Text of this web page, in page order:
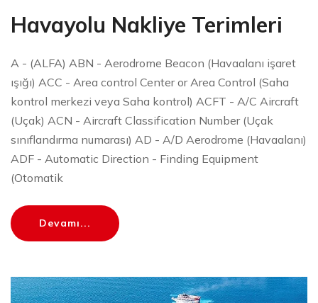
Havayolu Nakliye Terimleri
A - (ALFA) ABN - Aerodrome Beacon (Havaalanı işaret
ışığı) ACC - Area control Center or Area Control (Saha
kontrol merkezi veya Saha kontrol) ACFT - A/C Aircraft
(Uçak) ACN - Aircraft Classification Number (Uçak
sınıflandırma numarası) AD - A/D Aerodrome (Havaalanı)
ADF - Automatic Direction - Finding Equipment
(Otomatik
Devamı...